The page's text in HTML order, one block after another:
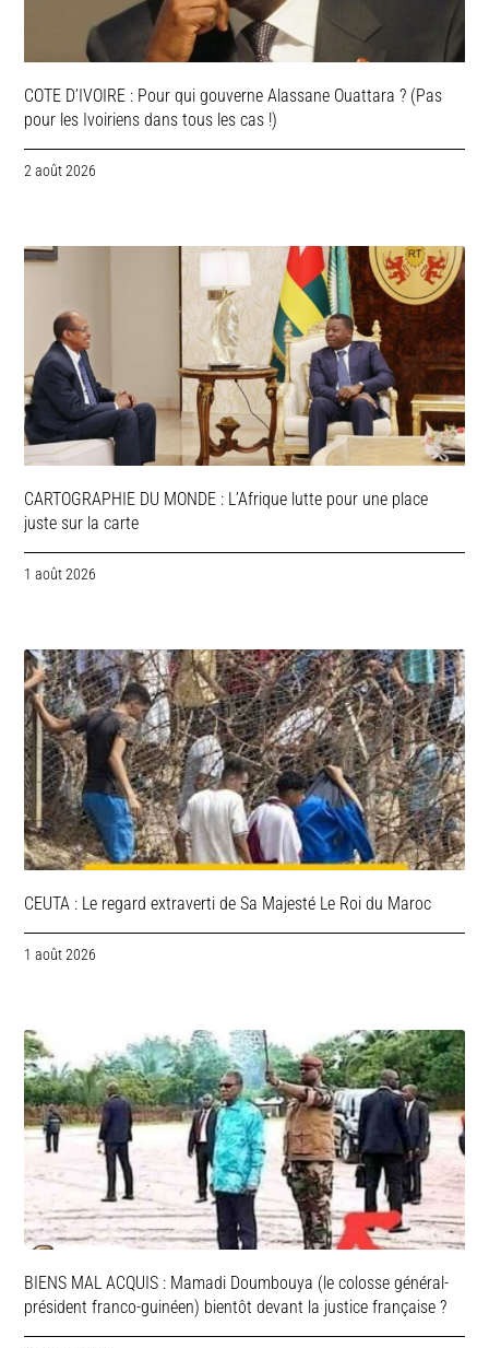
COTE D’IVOIRE : Pour qui gouverne Alassane Ouattara ? (Pas
pour les Ivoiriens dans tous les cas !)
2 août 2026
CARTOGRAPHIE DU MONDE : L’Afrique lutte pour une place
juste sur la carte
1 août 2026
CEUTA : Le regard extraverti de Sa Majesté Le Roi du Maroc
1 août 2026
BIENS MAL ACQUIS : Mamadi Doumbouya (le colosse général-
président franco-guinéen) bientôt devant la justice française ?